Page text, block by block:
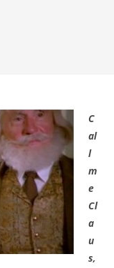
C
al
l
m
e
Cl
a
u
s,